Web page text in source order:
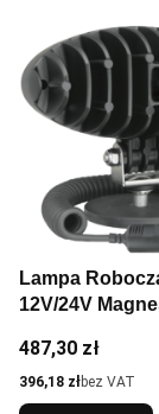
Lampa
12V/24V
Cena
487,30 zł
Cena
396,18 złbez VAT